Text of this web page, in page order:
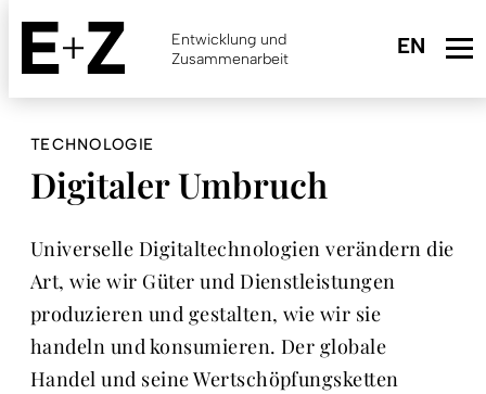
Skip
main
content
Entwicklung und
Zusammenarbeit
TECHNOLOGIE
Digitaler Umbruch
Universelle Digitaltechnologien verändern die
Art, wie wir Güter und Dienstleistungen
produzieren und gestalten, wie wir sie
handeln und konsumieren. Der globale
Handel und seine Wertschöpfungsketten